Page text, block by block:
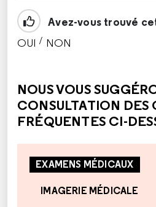
Avez-vous trouvé
OUI / NON
NOUS VOUS
CONSULTATION DES
FRÉQUENTES CI-
EXAMENS MÉDICAUX
IMAGERIE MÉDICALE